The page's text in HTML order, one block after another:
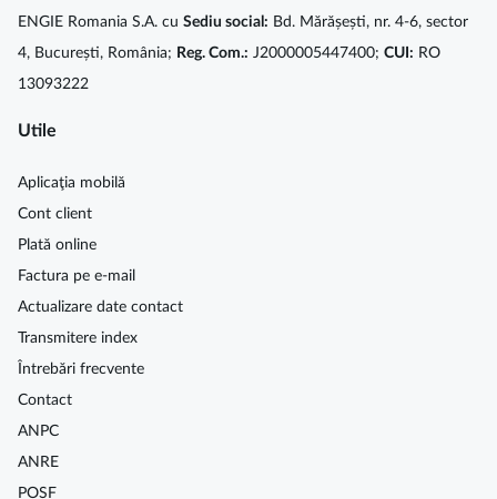
ENGIE Romania S.A. cu Sediu social: Bd. Mărășești, nr. 4-6, sector
4, București, România; Reg. Com.: J2000005447400; CUI: RO
13093222
Utile
Aplicaţia mobilă
Cont client
Plată online
Factura pe e-mail
Actualizare date contact
Transmitere index
Întrebări frecvente
Contact
ANPC
ANRE
POSF